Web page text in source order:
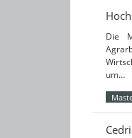
Die
um…